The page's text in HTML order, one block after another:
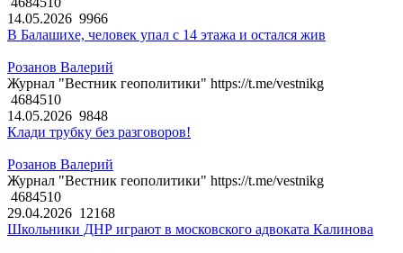
14.05.2026 9966
В Балашихе, человек упал с 14 этажа и остался жив
Розанов Валерий
Журнал "Вестник геополитики" https://t.me/vestnikg
4684510
14.05.2026 9848
Клади трубку без разговоров!
Розанов Валерий
Журнал "Вестник геополитики" https://t.me/vestnikg
4684510
29.04.2026 12168
Школьники ДНР играют в московского адвоката Калинова